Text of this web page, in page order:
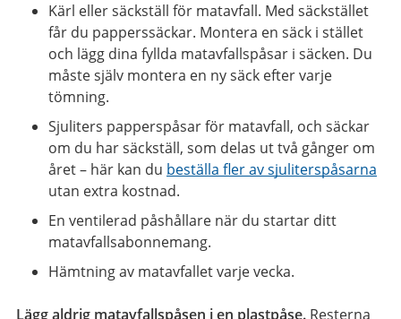
Kärl eller säckställ för matavfall. Med säckstället
får du papperssäckar. Montera en säck i stället
och lägg dina fyllda matavfallspåsar i säcken. Du
måste själv montera en ny säck efter varje
tömning.
Sjuliters papperspåsar för matavfall, och säckar
om du har säckställ, som delas ut två gånger om
året – här kan du beställa fler av sjuliterspåsarna
utan extra kostnad.
En ventilerad påshållare när du startar ditt
matavfallsabonnemang.
Hämtning av matavfallet varje vecka.
Lägg aldrig matavfallspåsen i en plastpåse. Resterna